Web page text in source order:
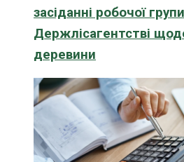
засіданні робочої
Держлісагентстві
деревини